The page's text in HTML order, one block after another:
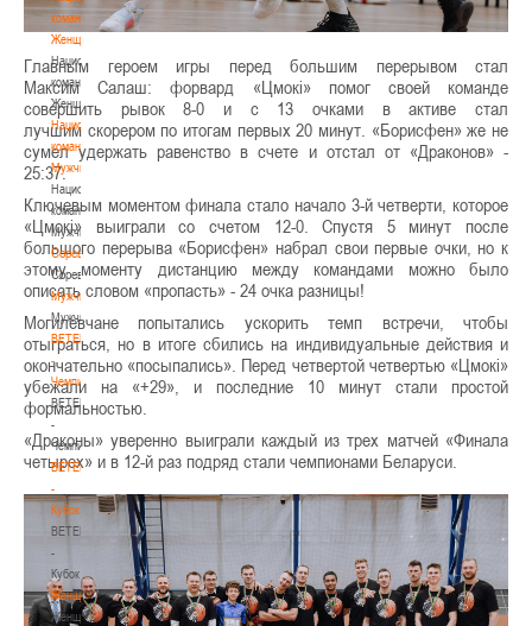
команда.
Женщины
Национальная
команда.
Женщины
Национальная
команда.
Мужчины
Национальная
команда.
Мужчины
Соревнования
Соревнования
Мужчины
Мужчины
BETERA
-
Чемпионат
BETERA
-
Чемпионат
BETERA
-
Кубок
BETERA
-
Кубок
Женщины
Женщины
Главным героем игры перед большим перерывом стал
Максим Салаш: форвард «Цмокi» помог своей команде
совершить рывок 8-0 и с 13 очками в активе стал
лучшим скорером по итогам первых 20 минут. «Борисфен» же не
сумел удержать равенство в счете и отстал от «Драконов» -
25:37.
Ключевым моментом финала стало начало 3-й четверти, которое
«Цмокi» выиграли со счетом 12-0. Спустя 5 минут после
большого перерыва «Борисфен» набрал свои первые очки, но к
этому моменту дистанцию между командами можно было
описать словом «пропасть» - 24 очка разницы!
Могилевчане попытались ускорить темп встречи, чтобы
отыграться, но в итоге сбились на индивидуальные действия и
окончательно «посыпались». Перед четвертой четвертью «Цмокi»
убежали на «+29», и последние 10 минут стали простой
формальностью.
«Драконы» уверенно выиграли каждый из трех матчей «Финала
четырех» и в 12-й раз подряд стали чемпионами Беларуси.